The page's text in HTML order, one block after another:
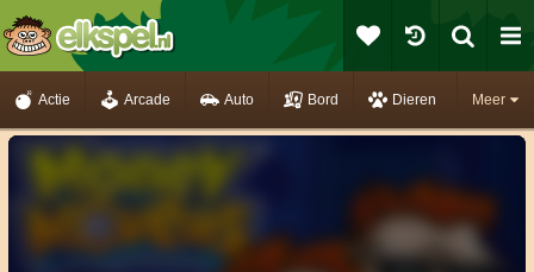
Meer
Actie Arcade Auto Bord Dieren